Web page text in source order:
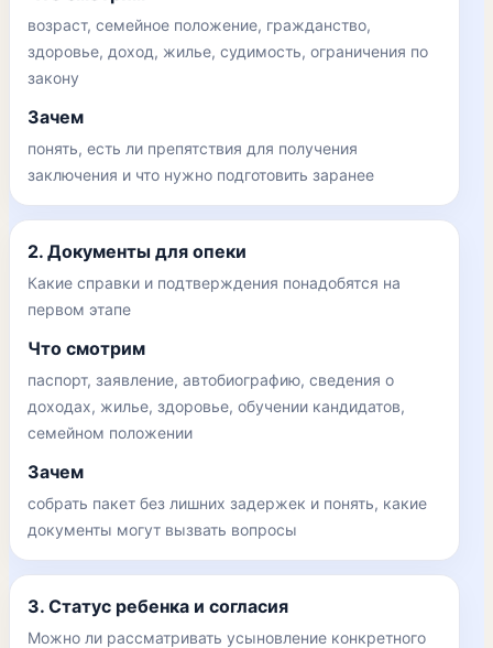
возраст, семейное положение, гражданство,
здоровье, доход, жилье, судимость, ограничения по
закону
Зачем
понять, есть ли препятствия для получения
заключения и что нужно подготовить заранее
2. Документы для опеки
Какие справки и подтверждения понадобятся на
первом этапе
Что смотрим
паспорт, заявление, автобиографию, сведения о
доходах, жилье, здоровье, обучении кандидатов,
семейном положении
Зачем
собрать пакет без лишних задержек и понять, какие
документы могут вызвать вопросы
3. Статус ребенка и согласия
Можно ли рассматривать усыновление конкретного